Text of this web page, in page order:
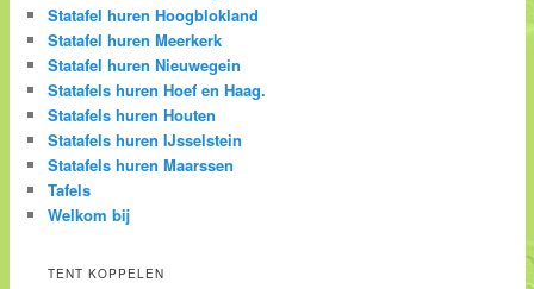
Statafel huren Hoogblokland
Statafel huren Meerkerk
Statafel huren Nieuwegein
Statafels huren Hoef en Haag.
Statafels huren Houten
Statafels huren IJsselstein
Statafels huren Maarssen
Tafels
Welkom bij
TENT KOPPELEN